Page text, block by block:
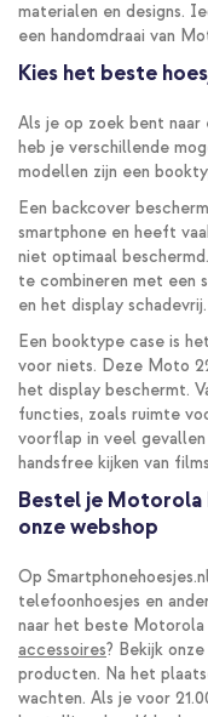
materialen en designs.
een handomdraai van
Kies het beste
Als je op zoek bent
heb je verschillende
modellen zijn een
Een backcover
smartphone en heeft
niet optimaal
te combineren met een
en het display schadevrij.
Een booktype case is
voor niets. Deze Moto
het display beschermt.
functies, zoals ruimte
voorflap in veel
handsfree kijken van
Bestel je
onze webshop
Op
telefoonhoesjes en
naar het beste
accessoires? Bekijk
producten. Na het
wachten. Als je voor